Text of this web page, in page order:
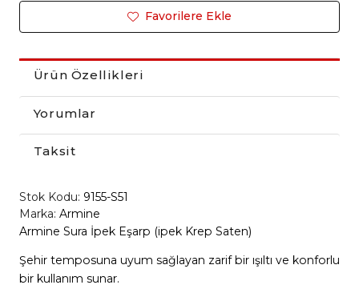
Favorilere Ekle
Ürün Özellikleri
Yorumlar
Taksit
Stok Kodu: 9155-S51
Marka: Armine
Armine Sura İpek Eşarp (ipek Krep Saten)
Şehir temposuna uyum sağlayan zarif bir ışıltı ve konforlu
bir kullanım sunar.